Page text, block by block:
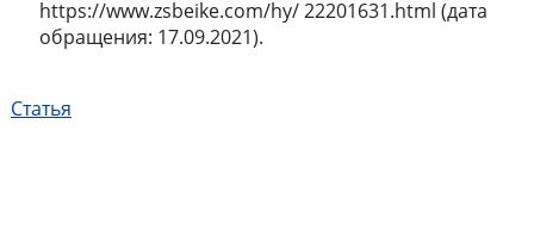
https://www.zsbeike.com/hy/ 22201631.html (дата
обращения: 17.09.2021).
Статья